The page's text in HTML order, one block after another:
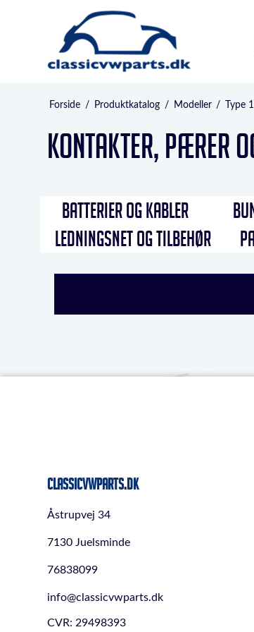
Forside / Produktkatalog / Modeller / Type
Kontakter, pærer
BATTERIER OG KABLER
LEDNINGSNET OG TILBEHØR
ClassicVWParts.dk
Åstrupvej 34
7130 Juelsminde
76838099
info@classicvwparts.dk
CVR: 29498393